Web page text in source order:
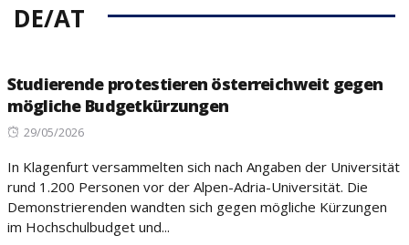
DE/AT
Studierende protestieren österreichweit gegen
mögliche Budgetkürzungen
Posted
29/05/2026
In Klagenfurt versammelten sich nach Angaben der Universität
rund 1.200 Personen vor der Alpen-Adria-Universität. Die
Demonstrierenden wandten sich gegen mögliche Kürzungen
im Hochschulbudget und...